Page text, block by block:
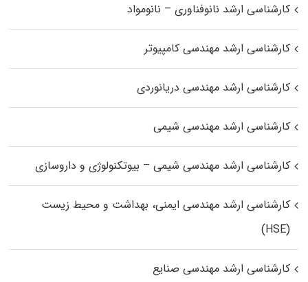
کارشناسی ارشد نانوفناوری – نانومواد
کارشناسی ارشد مهندسی کامپیوتر
کارشناسی ارشد مهندسی دریانوردی
کارشناسی ارشد مهندسی شیمی
کارشناسی ارشد مهندسی شیمی – بیوتکنولوژی و داروسازی
کارشناسی ارشد مهندسی ایمنی، بهداشت و محیط زیست
(HSE)
کارشناسی ارشد مهندسی صنایع